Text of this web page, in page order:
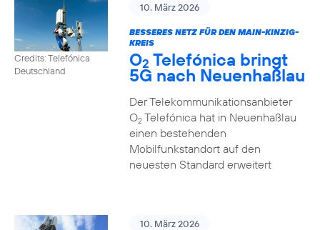
Credits: Telefónica
Deutschland
10. März 2026
BESSERES NETZ FÜR DEN MAIN-KINZIG-
KREIS
O2 Telefónica bringt
5G nach Neuenhaßlau
Der Telekommunikationsanbieter
O2Telefónica hat in Neuenhaßlau
einen bestehenden
Mobilfunkstandort auf den
neuesten Standard erweitert
10. März 2026